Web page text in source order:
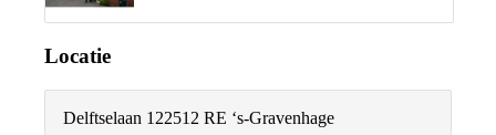
Locatie
Delftselaan 122512 RE ‘s-Gravenhage